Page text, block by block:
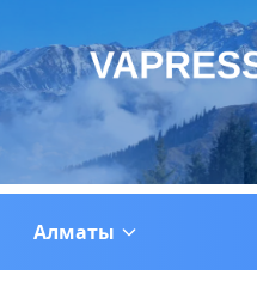
Алматы